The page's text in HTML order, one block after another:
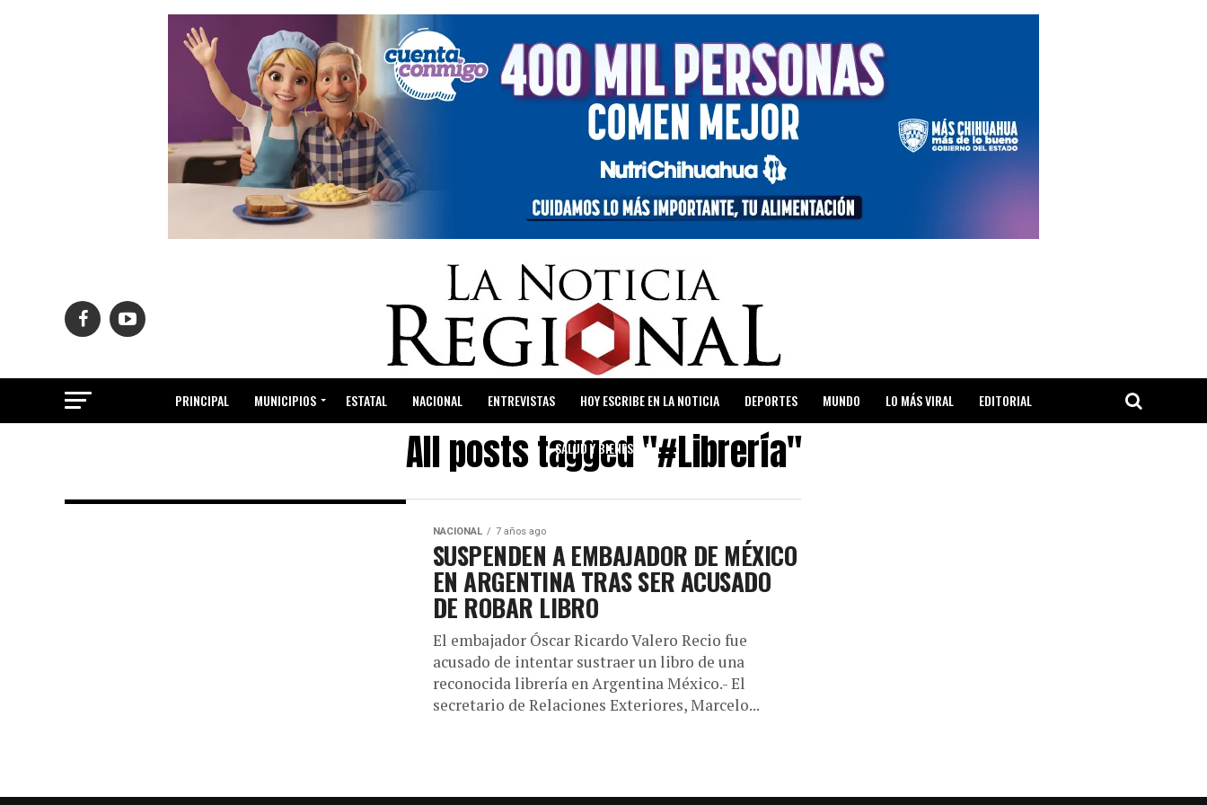
PRINCIPAL MUNICIPIOS ESTATAL NACIONAL ENTREVISTAS HOY ESCRIBE EN LA NOTICIA DEPORTES MUNDO LO MÁS VIRAL EDITORIAL
SALUD Y BIENESTAR
All posts tagged "#Librería"
NACIONAL 7 años ago
SUSPENDEN A EMBAJADOR DE MÉXICO
EN ARGENTINA TRAS SER ACUSADO
DE ROBAR LIBRO
El embajador Óscar Ricardo Valero Recio fue
acusado de intentar sustraer un libro de una
reconocida librería en Argentina México.- El
secretario de Relaciones Exteriores, Marcelo...